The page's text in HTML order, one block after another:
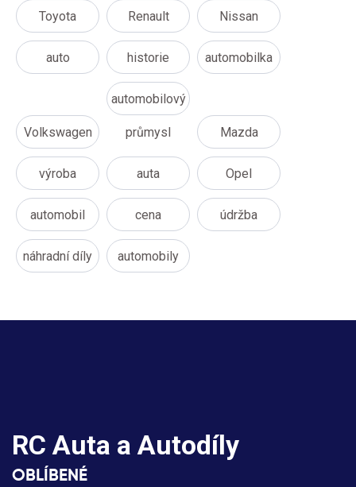
Toyota Renault Nissan
auto historie automobilka
Volkswagen
automobilový
průmysl Mazda
výroba auta Opel
automobil cena údržba
náhradní díly automobily
RC Auta a Autodíly
OBLÍBENÉ